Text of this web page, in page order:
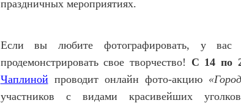
праздничных мероприятиях.
Если вы любите фотографировать, у вас
продемонстрировать свое творчество! С 14 по
Чаплиной проводит онлайн фото-акцию
участников с видами красивейших